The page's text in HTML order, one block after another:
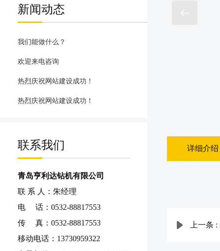
新闻动态
我们能做什么？
欢迎来电咨询
热烈庆祝网站建设成功！
热烈庆祝网站建设成功！
联系我们
青岛亨利达钻机有限公司
联 系 人：朱经理
电 话：0532-88817553
传 真：0532-88817553
移动电话：13730959322
详细介绍
上一条 :